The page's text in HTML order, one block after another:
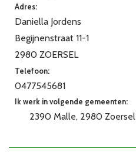
Adres:
Daniella Jordens
Begijnenstraat 11-1
2980 ZOERSEL
Telefoon:
0477545681
Ik werk in volgende gemeenten:
2390 Malle 2980 Zoersel